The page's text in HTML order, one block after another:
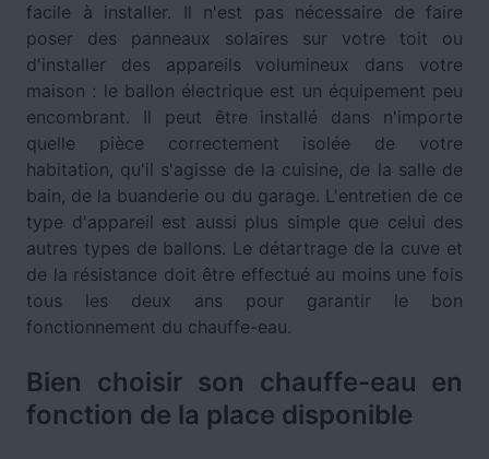
facile à installer. Il n'est pas nécessaire de faire
poser des panneaux solaires sur votre toit ou
d'installer des appareils volumineux dans votre
maison : le ballon électrique est un équipement peu
encombrant. Il peut être installé dans n'importe
quelle pièce correctement isolée de votre
habitation, qu'il s'agisse de la cuisine, de la salle de
bain, de la buanderie ou du garage. L'entretien de ce
type d'appareil est aussi plus simple que celui des
autres types de ballons. Le détartrage de la cuve et
de la résistance doit être effectué au moins une fois
tous les deux ans pour garantir le bon
fonctionnement du chauffe-eau.
Bien choisir son chauffe-eau en
fonction de la place disponible